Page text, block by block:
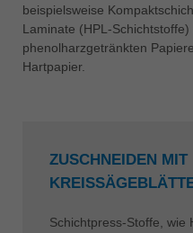
beispielsweise
Laminate (HPL-
phenolharzgetränkten
Hartpapier.
ZUSCHNEIDEN MIT
Schichtpress-Stoffe, wie